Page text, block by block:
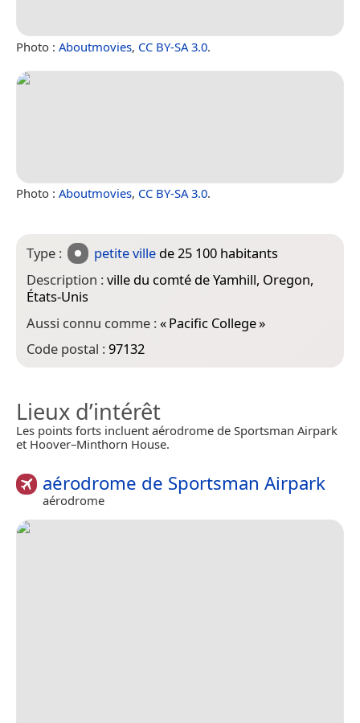
Photo : Aboutmovies, CC BY-SA 3.0.
Photo : Aboutmovies, CC BY-SA 3.0.
Type : petite ville de 25 100 habitants
Description :ville du comté de Yamhill, Oregon,
États-Unis
Aussi connu comme :«Pacific College»
Code postal :97132
Lieux d’intérêt
Les points forts incluent aérodrome de Sportsman Airpark
et Hoover–Minthorn House.
aérodrome de Sportsman Airpark
aérodrome